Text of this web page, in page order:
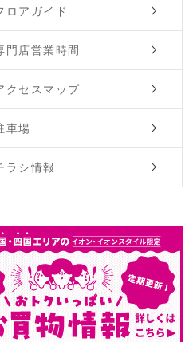
ロアガイド
門店営業時間
クセスマップ
車場
ラシ情報